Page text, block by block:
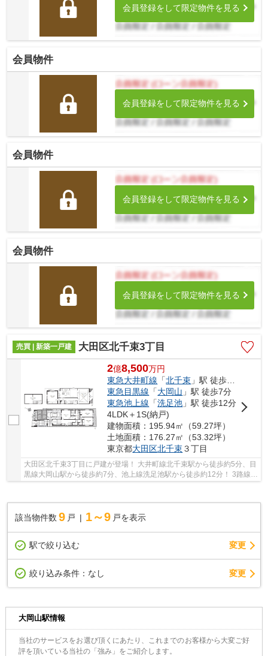
会員登録をして限定物件を見る
会員物件
会員登録をして限定物件を見る
会員物件
会員登録をして限定物件を見る
会員物件
会員登録をして限定物件を見る
売買 | 新築一戸建 大田区北千束3丁目
2億8,500万円
東急大井町線 「北千束 」駅 徒歩4分
東急目黒線 「大岡山 」駅 徒歩7分
東急池上線 「洗足池 」駅 徒歩12分
4LDK＋1S(納戸)
建物面積：195.94㎡（59.27坪）
土地面積：176.27㎡（53.32坪）
東京都大田区北千束３丁目
大田区北千束3丁目に戸建が登場！ 大井町線北千束駅から徒歩約5分、目
黒線大岡山駅から徒歩約7分、池上線洗足池駅から徒歩約12分！ 3路線3
該当物件数 9 戸 1～9 戸を表示
駅で絞り込む 変更
絞り込み条件： なし 変更
大岡山駅情報
当社のサービスをお選び頂くにあたり、これまでのお客様から大変ご好
評を頂いている当社の「強み」をご紹介します。